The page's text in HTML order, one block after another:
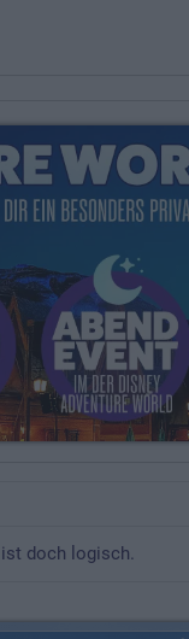
doch logisch.